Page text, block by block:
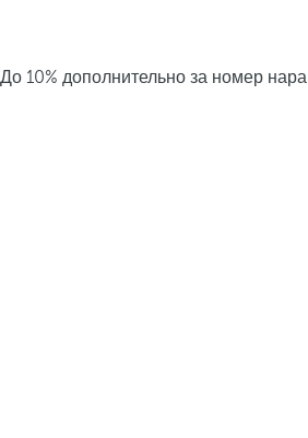
До 10% дополнительно за номер